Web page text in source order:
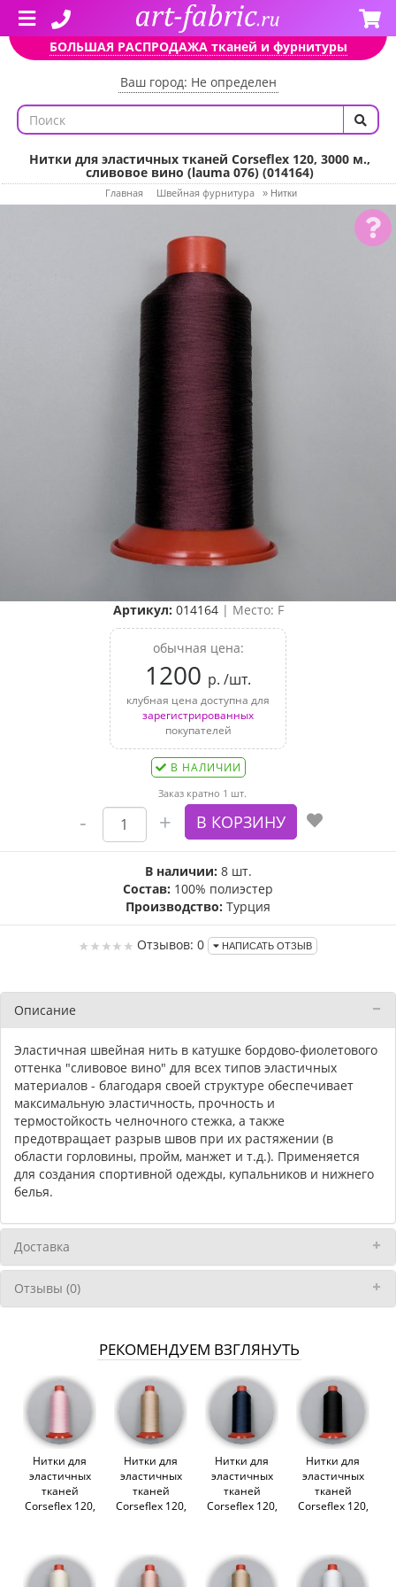
БОЛЬШАЯ РАСПРОДАЖА тканей и фурнитуры
Ваш город: Не определен
Нитки для эластичных тканей Corseflex 120, 3000 м.,
сливовое вино (lauma 076) (014164)
Главная Швейная фурнитура » Нитки
Артикул: 014164| Место: F
обычная цена:
1200 р. /шт.
клубная цена доступна для
зарегистрированных
покупателей
В НАЛИЧИИ
Заказ кратно 1 шт.
В наличии: 8 шт.
Состав: 100% полиэстер
Производство: Турция
Отзывов: 0 НАПИСАТЬ ОТЗЫВ
Описание
Эластичная швейная нить в катушке бордово-фиолетового
оттенка "сливовое вино" для всех типов эластичных
материалов - благодаря своей структуре обеспечивает
максимальную эластичность, прочность и
термостойкость челночного стежка, а также
предотвращает разрыв швов при их растяжении (в
области горловины, пройм, манжет и т.д.). Применяется
для создания спортивной одежды, купальников и нижнего
белья.
Доставка
Отзывы (0)
РЕКОМЕНДУЕМ ВЗГЛЯНУТЬ
Нитки для
эластичных
тканей
Corseflex 120,
(lauma 189)
Нитки для
эластичных
тканей
Corseflex 120,
(014155)
Нитки для
эластичных
тканей
Corseflex 120,
Нитки для
эластичных
тканей
Corseflex 120,
(014165)